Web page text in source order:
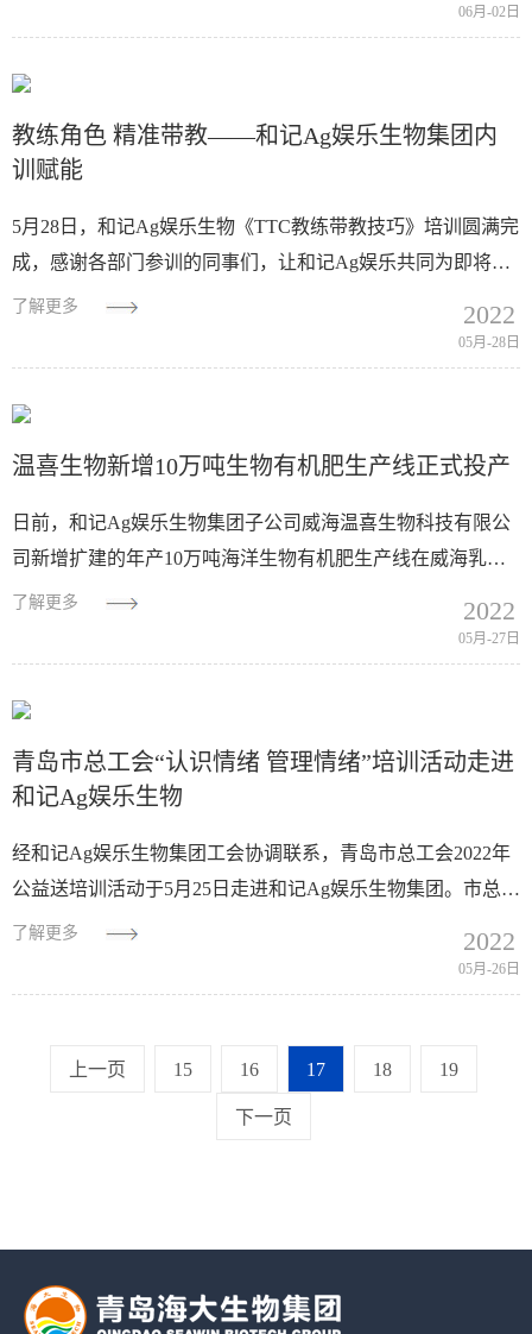
06月-02日
教练角色 精准带教——和记Ag娱乐生物集团内
训赋能
5月28日，和记Ag娱乐生物《TTC教练带教技巧》培训圆满完
成，感谢各部门参训的同事们，让和记Ag娱乐共同为即将到
来的毕业季，做好迎接"海帆"新生的准备。和记Ag娱乐先来
了解更多 2022
05月-28日
温喜生物新增10万吨生物有机肥生产线正式投产
日前，和记Ag娱乐生物集团子公司威海温喜生物科技有限公
司新增扩建的年产10万吨海洋生物有机肥生产线在威海乳山
金海湾工业园正式投产，温喜工厂崔卫国厂长在生产车间中
了解更多 2022
05月-27日
青岛市总工会“认识情绪 管理情绪”培训活动走进
和记Ag娱乐生物
经和记Ag娱乐生物集团工会协调联系，青岛市总工会2022年
公益送培训活动于5月25日走进和记Ag娱乐生物集团。市总工
会干部学校教务科科长宋荣为企业员工带来"认识情绪 管理情
了解更多 2022
05月-26日
上一页 15 16 17 18 19
下一页